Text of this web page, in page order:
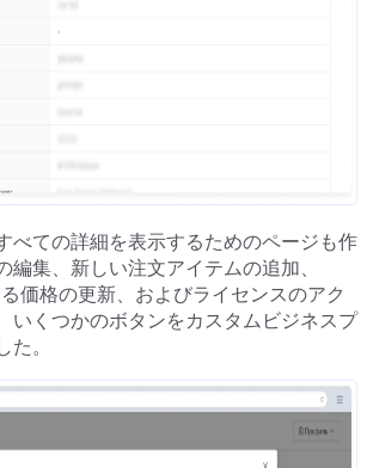
べての詳細を表示するためのページも作
編集、新しい注文アイテムの追加、
価格の更新、およびライセンスのアク
いくつかのボタンをカスタムビジネスプ
。